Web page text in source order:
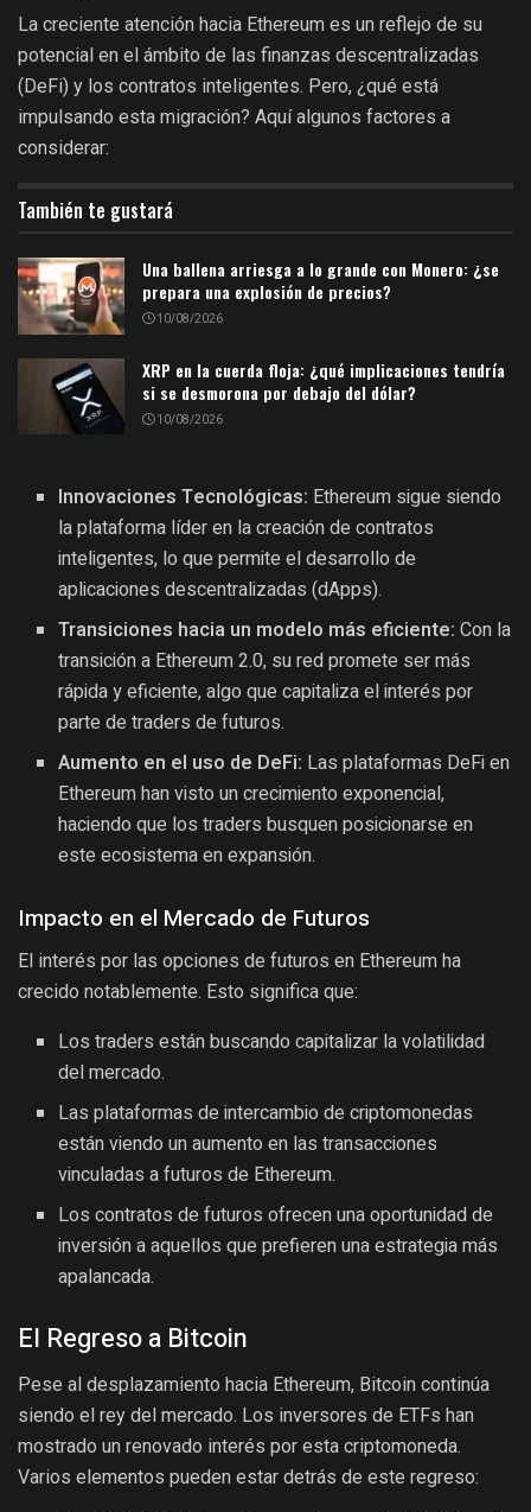
La creciente atención hacia Ethereum es un reflejo de su
potencial en el ámbito de las finanzas descentralizadas
(DeFi) y los contratos inteligentes. Pero, ¿qué está
impulsando esta migración? Aquí algunos factores a
considerar:
También te gustará
Una ballena arriesga a lo grande con Monero: ¿se
prepara una explosión de precios?
10/08/2026
XRP en la cuerda floja: ¿qué implicaciones tendría
si se desmorona por debajo del dólar?
10/08/2026
Innovaciones Tecnológicas: Ethereum sigue siendo
la plataforma líder en la creación de contratos
inteligentes, lo que permite el desarrollo de
aplicaciones descentralizadas (dApps).
Transiciones hacia un modelo más eficiente: Con la
transición a Ethereum 2.0, su red promete ser más
rápida y eficiente, algo que capitaliza el interés por
parte de traders de futuros.
Aumento en el uso de DeFi: Las plataformas DeFi en
Ethereum han visto un crecimiento exponencial,
haciendo que los traders busquen posicionarse en
este ecosistema en expansión.
Impacto en el Mercado de Futuros
El interés por las opciones de futuros en Ethereum ha
crecido notablemente. Esto significa que:
Los traders están buscando capitalizar la volatilidad
del mercado.
Las plataformas de intercambio de criptomonedas
están viendo un aumento en las transacciones
vinculadas a futuros de Ethereum.
Los contratos de futuros ofrecen una oportunidad de
inversión a aquellos que prefieren una estrategia más
apalancada.
El Regreso a Bitcoin
Pese al desplazamiento hacia Ethereum, Bitcoin continúa
siendo el rey del mercado. Los inversores de ETFs han
mostrado un renovado interés por esta criptomoneda.
Varios elementos pueden estar detrás de este regreso: